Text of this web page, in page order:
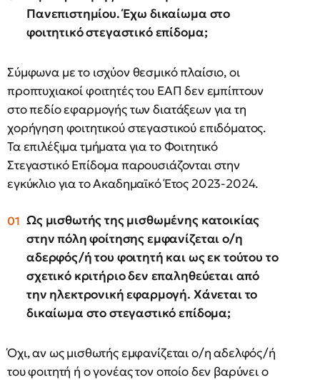
Πανεπιστημίου. Έχω δικαίωμα στο
φοιτητικό στεγαστικό επίδομα;
Σύμφωνα με το ισχύον θεσμικό πλαίσιο, οι
προπτυχιακοί φοιτητές του ΕΑΠ δεν εμπίπτουν
στο πεδίο εφαρμογής των διατάξεων για τη
χορήγηση φοιτητικού στεγαστικού επιδόματος.
Τα επιλέξιμα τμήματα για το Φοιτητικό
Στεγαστικό Επίδομα παρουσιάζονται στην
εγκύκλιο για το Aκαδημαϊκό Έτος 2023-2024.
Ως μισθωτής της μισθωμένης κατοικίας
στην πόλη φοίτησης εμφανίζεται ο/η
αδερφός/ή του φοιτητή και ως εκ τούτου το
σχετικό κριτήριο δεν επαληθεύεται από
την ηλεκτρονική εφαρμογή. Χάνεται το
δικαίωμα στο στεγαστικό επίδομα;
Όχι, αν ως μισθωτής εμφανίζεται ο/η αδελφός/ή
του φοιτητή ή ο γονέας τον οποίο δεν βαρύνει ο